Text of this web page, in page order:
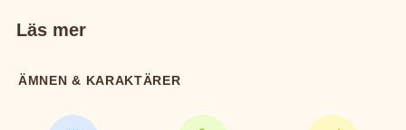
Läs mer
ÄMNEN & KARAKTÄRER